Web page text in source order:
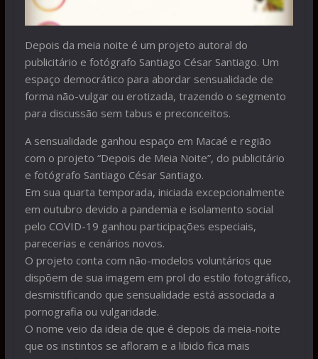
Depois da meia noite é um projeto autoral do
publicitário e fotógrafo Santiago César Santiago. Um
espaço democrático para abordar sensualidade de
forma não-vulgar ou erotizada, trazendo o segmento
para discussão sem tabus e preconceitos.
A sensualidade ganhou espaço em Macaé e região
com o projeto “Depois de Meia Noite”, do publicitário
e fotógrafo Santiago César Santiago.
Em sua quarta temporada, iniciada excepcionalmente
em outubro devido a pandemia e isolamento social
pelo COVID-19 ganhou participações especiais,
parecerias e cenários novos.
O projeto conta com não-modelos voluntários que
dispõem de sua imagem em prol do estilo fotográfico,
desmistificando que sensualidade está associada a
pornografia ou vulgaridade.
O nome veio da ideia de que é depois da meia-noite
que os instintos se afloram e a libido fica mais